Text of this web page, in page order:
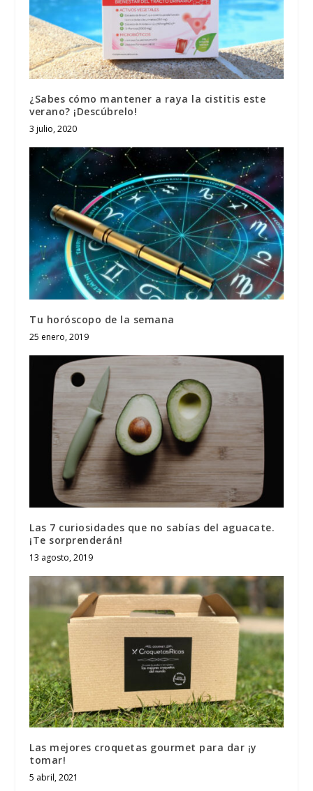
¿Sabes cómo mantener a raya la cistitis este
verano? ¡Descúbrelo!
3 julio, 2020
Tu horóscopo de la semana
25 enero, 2019
Las 7 curiosidades que no sabías del aguacate.
¡Te sorprenderán!
13 agosto, 2019
Las mejores croquetas gourmet para dar ¡y
tomar!
5 abril, 2021